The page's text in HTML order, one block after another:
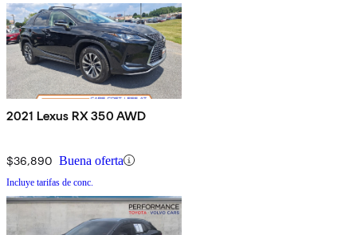
2021 Lexus RX 350 AWD
$36,890 Buena oferta
Incluye tarifas de conc.